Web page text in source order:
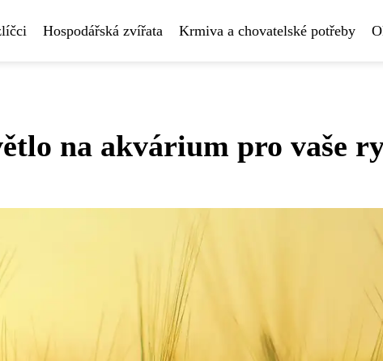
Hospodářská zvířata Krmiva a chovatelské potřeby
na akvárium pro vaše